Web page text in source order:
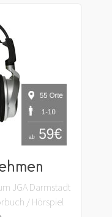
JGA Darmstadt
/ Hörspiel